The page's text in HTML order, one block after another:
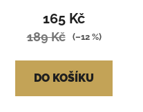
165 Kč
189 Kč (–12 %)
DO KOŠÍKU